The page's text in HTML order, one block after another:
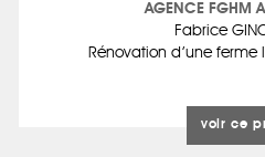
AGENCE FGHM
Fabrice
Rénovation d’une
voir ce